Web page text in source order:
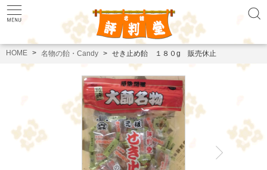
HOME 名物の飴・Candy せき止め飴 １８０g 販売休止